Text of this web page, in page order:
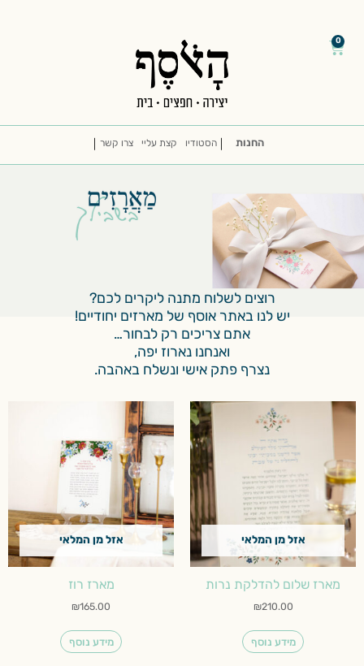
0
עגלת
החנות הסטודיו קצת עליי צרו קשר
רוצים לשלוח מתנה ליקרים לכם?
יש לנו באתר אוסף של מארזים יחודיים!
אתם צריכים רק לבחור…
ואנחנו נארוז יפה,
נצרף פתק אישי ונשלח באהבה.
אזל מן המלאי
מארז שלום להדלקת נרות
₪210.00
מידע נוסף
אזל מן המלאי
מארז רוז
₪165.00
מידע נוסף